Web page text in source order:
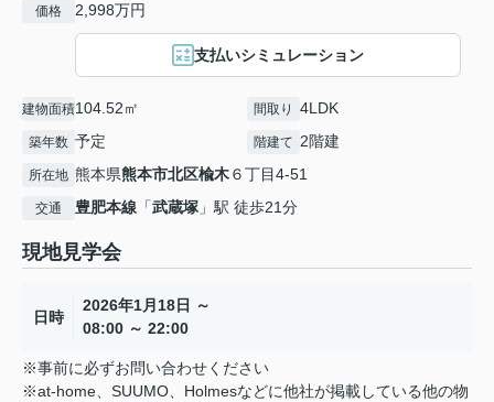
価格 2,998万円
支払いシミュレーション
建物面積104.52㎡ 間取り 4LDK
築年数 予定 階建て 2階建
所在地 熊本県熊本市北区楡木６丁目4-51
交通 豊肥本線 「武蔵塚 」駅 徒歩21分
現地見学会
日時
2026年1月18日 ～
08:00 ～ 22:00
※事前に必ずお問い合わせください
※at-home、SUUMO、Holmesなどに他社が掲載している他の物